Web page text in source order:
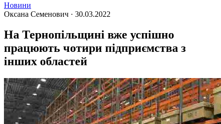
Новини
Оксана Семенович · 30.03.2022
На Тернопільщині вже успішно
працюють чотири підприємства з
інших областей